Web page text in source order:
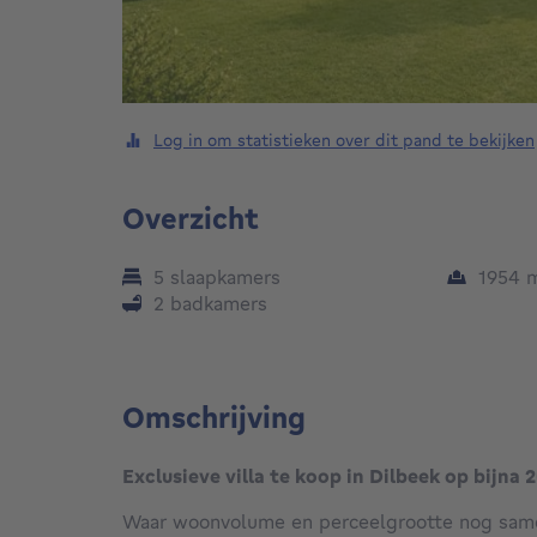
Log in om statistieken over dit pand te bekijken
Overzicht
5 slaapkamers
2 badkamers
1954
Omschrijving
Exclusieve villa te koop in Dilbeek op bijna
Waar woonvolume en perceelgrootte nog